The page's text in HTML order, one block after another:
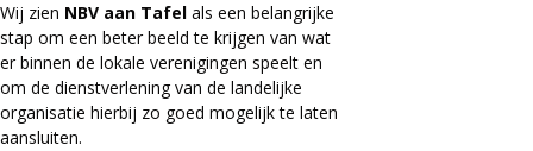
Wij zien NBV aan Tafel als een belangrijke
stap om een beter beeld te krijgen van wat
er binnen de lokale verenigingen speelt en
om de dienstverlening van de landelijke
organisatie hierbij zo goed mogelijk te laten
aansluiten.